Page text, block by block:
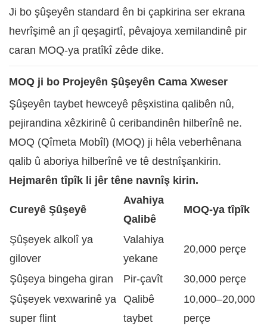
Ji bo şûşeyên standard ên bi çapkirina ser ekrana
hevrîşimê an jî qeşagirtî, pêvajoya xemilandinê pir
caran MOQ-ya pratîkî zêde dike.
MOQ ji bo Projeyên Şûşeyên Cama Xweser
Şûşeyên taybet hewceyê pêşxistina qalibên nû,
pejirandina xêzkirinê û ceribandinên hilberînê ne.
MOQ (Qîmeta Mobîl) (MOQ) ji hêla veberhênana
qalib û aboriya hilberînê ve tê destnîşankirin.
Hejmarên tîpîk li jêr têne navnîş kirin.
Cureyê Şûşeyê
Avahiya
Qalibê
MOQ-ya tîpîk
Şûşeyek alkolî ya
gilover
Valahiya
yekane
20,000 perçe
Şûşeya bingeha giran Pir-çavît
30,000 perçe
Şûşeyek vexwarinê ya
super flint
Qalibê
taybet
10,000–20,000
perçe